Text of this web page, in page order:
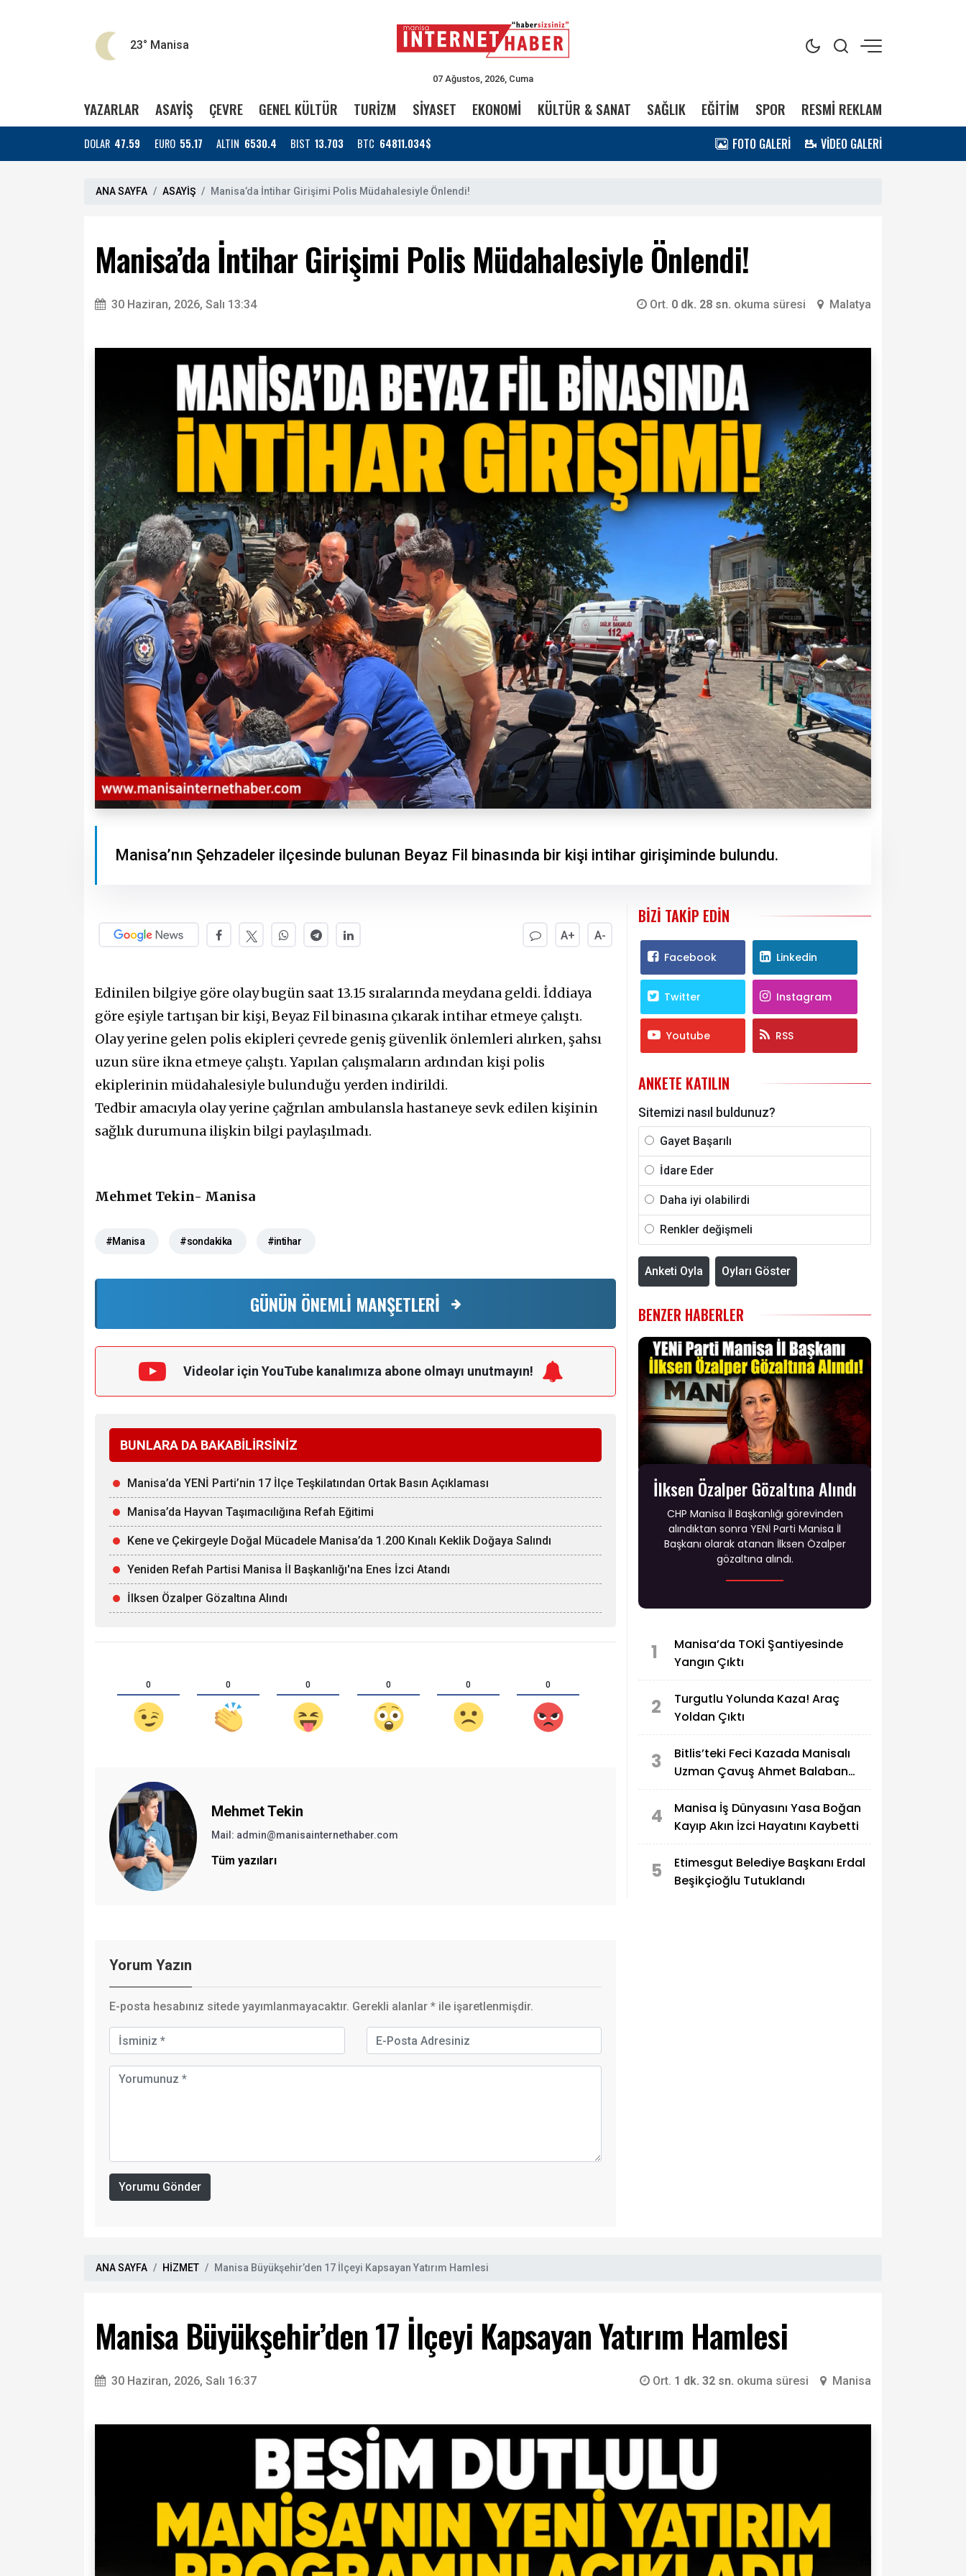
23° Manisa
07 Ağustos, 2026, Cuma
YAZARLAR ASAYİŞ ÇEVRE GENEL KÜLTÜR TURİZM SİYASET EKONOMİ KÜLTÜR & SANAT SAĞLIK EĞİTİM SPOR RESMİ REKLAM
DOLAR 47.59 EURO 55.17 ALTIN 6530.4 BIST 13.703 BTC 64811.034$ FOTO GALERİ VİDEO GALERİ
ANA SAYFA ASAYİŞ Manisa’da İntihar Girişimi Polis Müdahalesiyle Önlendi!
Manisa’da İntihar Girişimi Polis Müdahalesiyle Önlendi!
30 Haziran, 2026, Salı 13:34 Ort. 0 dk. 28 sn. okuma süresi Malatya
Manisa’nın Şehzadeler ilçesinde bulunan Beyaz Fil binasında bir kişi intihar girişiminde bulundu.
A+ A-
Edinilen bilgiye göre olay bugün saat 13.15 sıralarında meydana geldi. İddiaya
göre eşiyle tartışan bir kişi, Beyaz Fil binasına çıkarak intihar etmeye çalıştı.
Olay yerine gelen polis ekipleri çevrede geniş güvenlik önlemleri alırken, şahsı
uzun süre ikna etmeye çalıştı. Yapılan çalışmaların ardından kişi polis
ekiplerinin müdahalesiyle bulunduğu yerden indirildi.
Tedbir amacıyla olay yerine çağrılan ambulansla hastaneye sevk edilen kişinin
sağlık durumuna ilişkin bilgi paylaşılmadı.
Mehmet Tekin- Manisa
#Manisa #sondakika #intihar
GÜNÜN ÖNEMLİ MANŞETLERİ
Videolar için YouTube kanalımıza abone olmayı unutmayın!
BUNLARA DA BAKABİLİRSİNİZ
Manisa’da YENİ Parti’nin 17 İlçe Teşkilatından Ortak Basın Açıklaması
Manisa’da Hayvan Taşımacılığına Refah Eğitimi
Kene ve Çekirgeyle Doğal Mücadele Manisa’da 1.200 Kınalı Keklik Doğaya Salındı
Yeniden Refah Partisi Manisa İl Başkanlığı'na Enes İzci Atandı
İlksen Özalper Gözaltına Alındı
0 0 0 0 0 0
Mehmet Tekin
Mail: admin@manisainternethaber.com
Tüm yazıları
Yorum Yazın
E-posta hesabınız sitede yayımlanmayacaktır. Gerekli alanlar * ile işaretlenmişdir.
Yorumu Gönder
BIZI TAKIP EDIN
Facebook Linkedin
Twitter Instagram
Youtube RSS
ANKETE KATILIN
Sitemizi nasıl buldunuz?
Gayet Başarılı
İdare Eder
Daha iyi olabilirdi
Renkler değişmeli
Anketi Oyla Oyları Göster
BENZER HABERLER
İlksen Özalper Gözaltına Alındı
CHP Manisa İl Başkanlığı görevinden
alındıktan sonra YENİ Parti Manisa İl
Başkanı olarak atanan İlksen Özalper
gözaltına alındı.
1
Manisa’da TOKİ Şantiyesinde
Yangın Çıktı
2
Turgutlu Yolunda Kaza! Araç
Yoldan Çıktı
3
Bitlis’teki Feci Kazada Manisalı
Uzman Çavuş Ahmet Balaban
4
Manisa İş Dünyasını Yasa Boğan
Kayıp Akın İzci Hayatını Kaybetti
5
Etimesgut Belediye Başkanı Erdal
Beşikçioğlu Tutuklandı
ANA SAYFA HİZMET Manisa Büyükşehir’den 17 İlçeyi Kapsayan Yatırım Hamlesi
Manisa Büyükşehir’den 17 İlçeyi Kapsayan Yatırım Hamlesi
30 Haziran, 2026, Salı 16:37 Ort. 1 dk. 32 sn. okuma süresi Manisa